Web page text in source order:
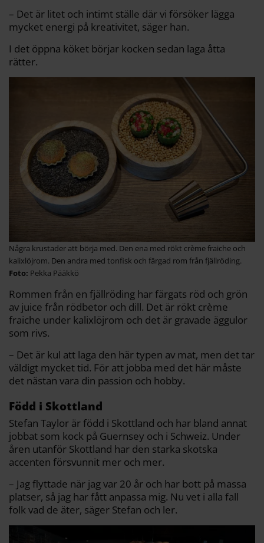
– Det är litet och intimt ställe där vi försöker lägga
mycket energi på kreativitet, säger han.
I det öppna köket börjar kocken sedan laga åtta
rätter.
Några krustader att börja med. Den ena med rökt crème fraiche och
kalixlöjrom. Den andra med tonfisk och färgad rom från fjällröding.
Pekka Pääkkö
Rommen från en fjällröding har färgats röd och grön
av juice från rödbetor och dill. Det är rökt crème
fraiche under kalixlöjrom och det är gravade äggulor
som rivs.
– Det är kul att laga den här typen av mat, men det tar
väldigt mycket tid. För att jobba med det här måste
det nästan vara din passion och hobby.
Född i Skottland
Stefan Taylor är född i Skottland och har bland annat
jobbat som kock på Guernsey och i Schweiz. Under
åren utanför Skottland har den starka skotska
accenten försvunnit mer och mer.
– Jag flyttade när jag var 20 år och har bott på massa
platser, så jag har fått anpassa mig. Nu vet i alla fall
folk vad de äter, säger Stefan och ler.